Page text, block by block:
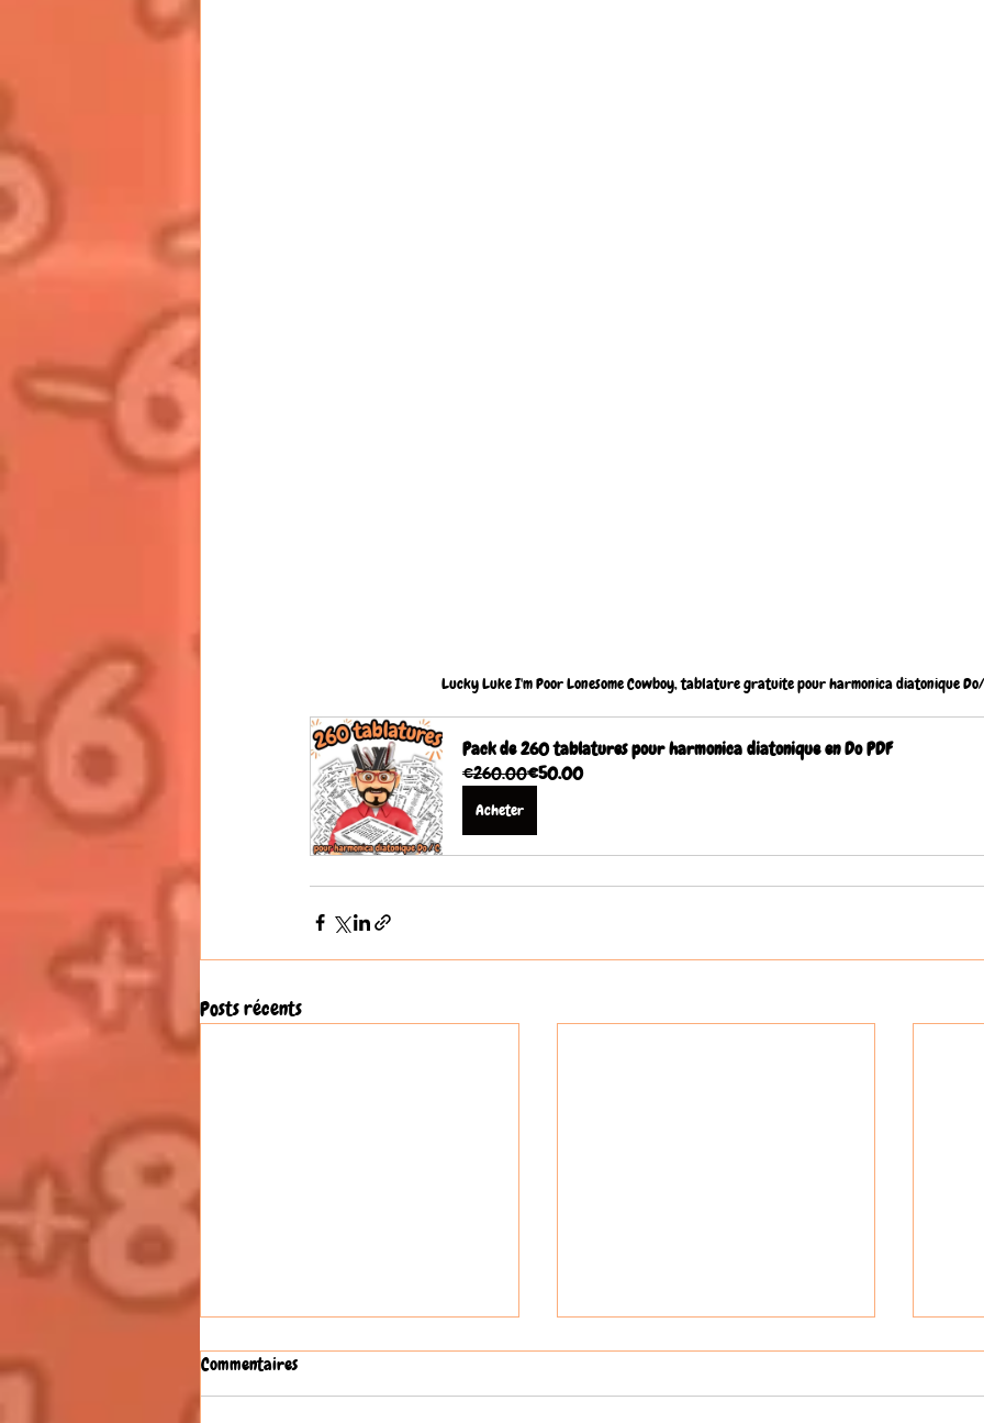
Lucky Luke I'm Poor Lonesome Cowboy, tablature gratuite pour harmonica diatonique
Pack de 260 tablatures pour harmonica diatonique en Do PDF
€260.00€50.00
Acheter
Posts récents
Commentaires